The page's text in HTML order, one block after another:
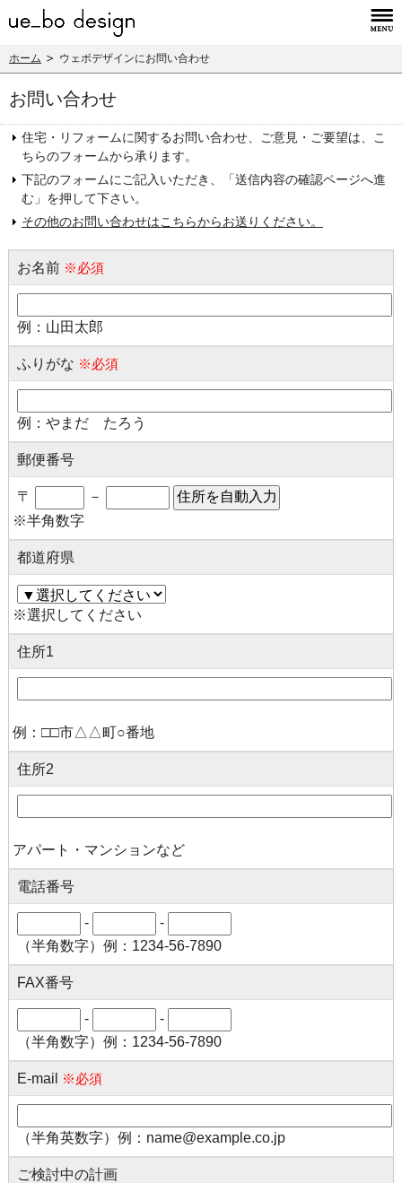
ホーム ウェボデザインにお問い合わせ
お問い合わせ
住宅・リフォームに関するお問い合わせ、ご意見・ご要望は、こ
ちらのフォームから承ります。
下記のフォームにご記入いただき、「送信内容の確認ページへ進
む」を押して下さい。
その他のお問い合わせはこちらからお送りください。
お名前※必須
例：山田太郎
ふりがな ※必須
例：やまだ たろう
郵便番号
〒
－
※半角数字
都道府県
※選択してください
住所1
例：□□市△△町○番地
住所2
アパート・マンションなど
電話番号
-
-
（半角数字）例：1234-56-7890
FAX番号
-
-
（半角数字）例：1234-56-7890
E-mail ※必須
（半角英数字）例：name@example.co.jp
ご検討中の計画